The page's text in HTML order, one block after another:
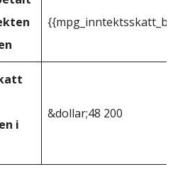
i
&dollar;48 200